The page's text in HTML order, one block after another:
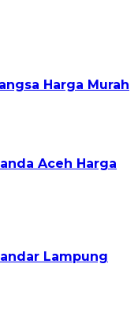
Harga Murah
Aceh Harga
Lampung